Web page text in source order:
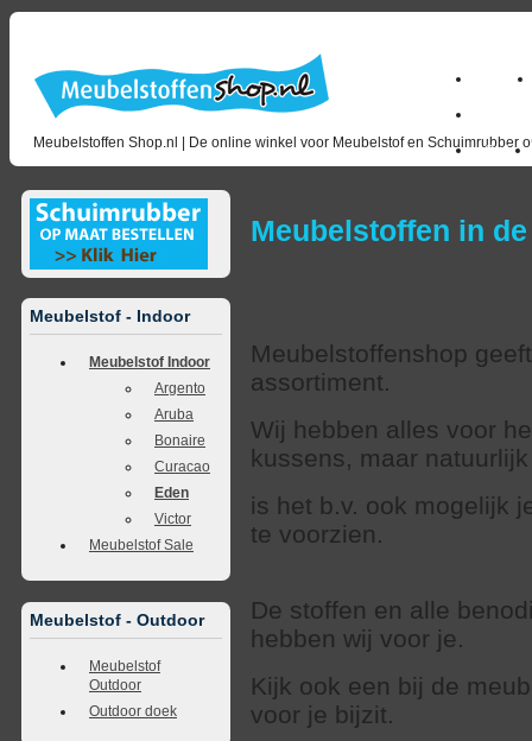
Meubelstoffen Shop.nl | De online winkel voor Meubelstof en Schuimrubber
Home
Outlet
Meubelstof - Indoor
Meubelstof Indoor
Argento
Aruba
Bonaire
Curacao
Eden
Victor
Meubelstof Sale
Meubelstof - Outdoor
Meubelstof
Outdoor
Outdoor doek
Meubelstoffen in
Meubelstoffenshop
assortiment.
Wij hebben alles voor
kussens, maar
is het b.v. ook mogelijk
te voorzien.
De stoffen en alle
hebben wij voor je.
Kijk ook een bij de
voor je bijzit.